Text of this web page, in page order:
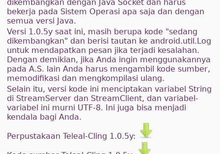
dikembangkan dengan Java Socket dan harus
bekerja pada Sistem Operasi apa saja dan dengan
semua versi Java.
Versi 1.0.5y saat ini, masih berupa kode "sedang
dikembangkan" dan berisi tautan ke android.util.Log
untuk mendapatkan pesan jika terjadi kesalahan.
Dengan demikian, jika Anda ingin menggunakannya
pada A.S. lain Anda harus mengambil kode sumber,
memodifikasi dan mengkompilasi ulang.
Selain itu, versi kode ini menciptakan variabel String
di StreamServer dan StreamClient, dan variabel-
variabel ini murni UTF-8. Ini juga bisa menjadi
kendala bagi Anda.
Perpustakaan Teleal-Cling 1.0.5y: